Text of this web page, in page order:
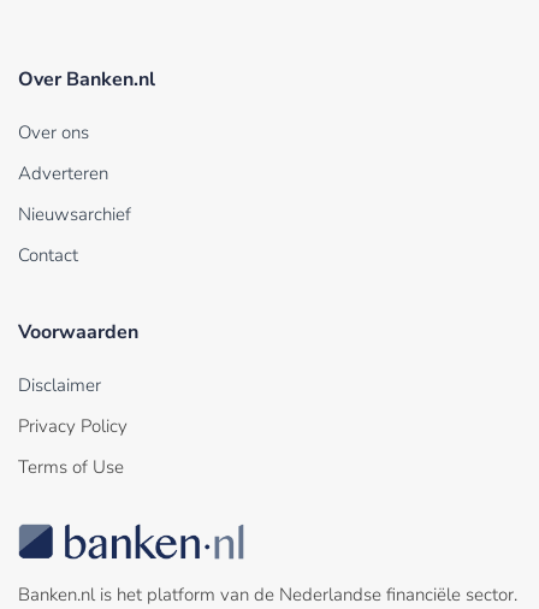
Over Banken.nl
Over ons
Adverteren
Nieuwsarchief
Contact
Voorwaarden
Disclaimer
Privacy Policy
Terms of Use
Banken.nl is het platform van de Nederlandse financiële sector.